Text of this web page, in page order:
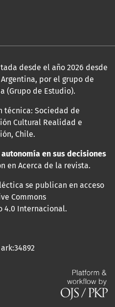
desde el año 2026 desde
por el grupo de
(Grupo de Estudio).
técnica: Sociedad de
Cultural Realidad e
Chile.
en sus decisiones
en Acerca de la revista.
se publican en acceso
Commons
4.0 Internacional.